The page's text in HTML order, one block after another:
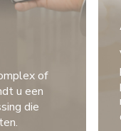
of
u een
die